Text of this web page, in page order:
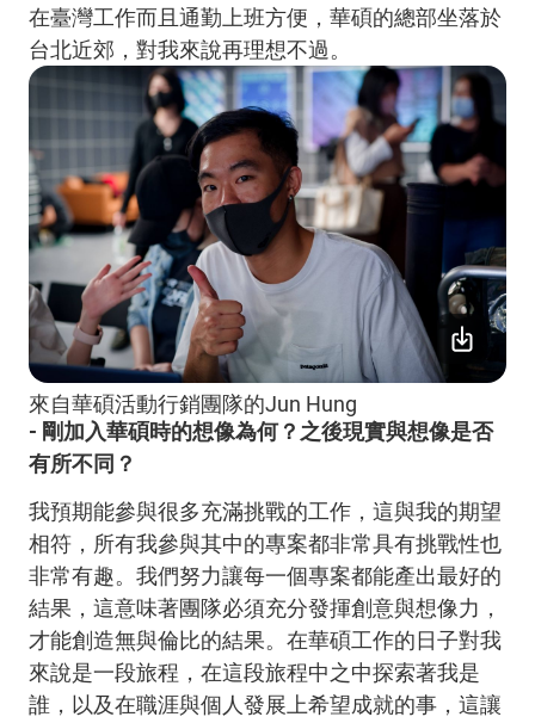
在臺灣工作而且通勤上班方便，華碩的總部坐落於
台北近郊，對我來說再理想不過。
來自華碩活動行銷團隊的Jun Hung
- 剛加入華碩時的想像為何？之後現實與想像是否
有所不同？
我預期能參與很多充滿挑戰的工作，這與我的期望
相符，所有我參與其中的專案都非常具有挑戰性也
非常有趣。我們努力讓每一個專案都能產出最好的
結果，這意味著團隊必須充分發揮創意與想像力，
才能創造無與倫比的結果。在華碩工作的日子對我
來說是一段旅程，在這段旅程中之中探索著我是
誰，以及在職涯與個人發展上希望成就的事，這讓